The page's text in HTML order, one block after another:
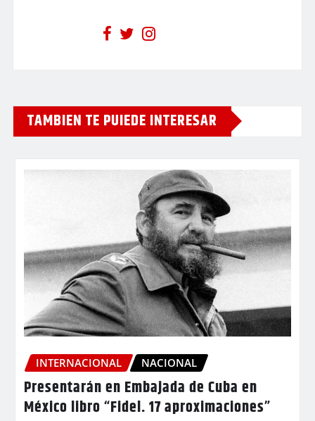
TAMBIEN TE PUIEDE INTERESAR
INTERNACIONAL NACIONAL
Presentarán en Embajada de Cuba en
México libro “Fidel. 17 aproximaciones”